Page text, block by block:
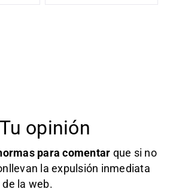
Tu opinión
para comentar que si no
la expulsión inmediata
la web.